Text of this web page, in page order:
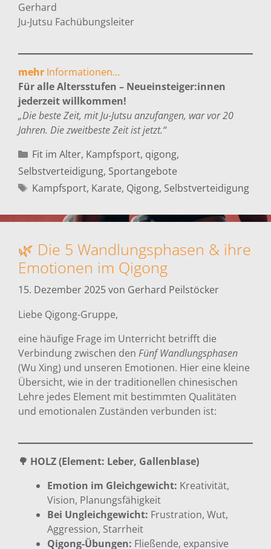
Gerhard
Ju-Jutsu Fachübungsleiter
mehr Informationen…
Für alle Altersstufen – Neueinsteiger:innen
jederzeit willkommen!
„Die beste Zeit, mit Ju-Jutsu anzufangen, war vor 20
Jahren. Die zweitbeste Zeit ist jetzt.“
Kategorien
Fit im Alter, Kampfsport, qigong,
Selbstverteidigung, Sportangebote
Schlagwörter
Kampfsport, Karate, Qigong, Selbstverteidigung
🌿 Die 5 Wandlungsphasen & ihre
Emotionen im Qigong
15. Dezember 2025von Gerhard Peilstöcker
Liebe Qigong-Gruppe,
eine häufige Frage im Unterricht betrifft die
Verbindung zwischen den Fünf Wandlungsphasen
(Wu Xing) und unseren Emotionen. Hier eine kleine
Übersicht, wie in der traditionellen chinesischen
Lehre jedes Element mit bestimmten Qualitäten
und emotionalen Zuständen verbunden ist:
🌳 HOLZ (Element: Leber, Gallenblase)
Emotion im Gleichgewicht: Kreativität,
Vision, Planungsfähigkeit
Bei Ungleichgewicht: Frustration, Wut,
Aggression, Starrheit
Qigong-Übungen: Fließende, expansive